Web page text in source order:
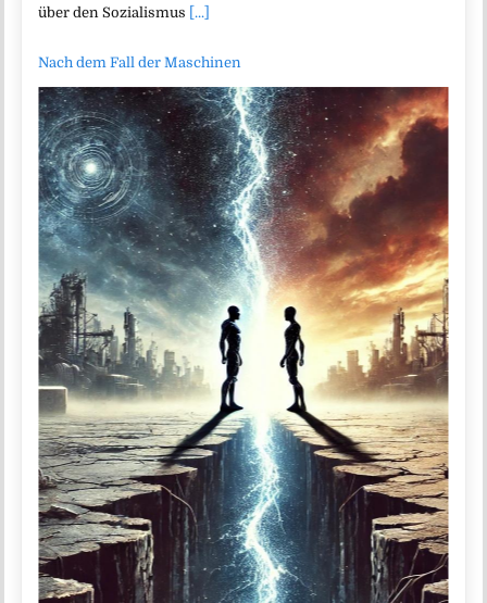
über den Sozialismus
[...]
Nach dem Fall der Maschinen